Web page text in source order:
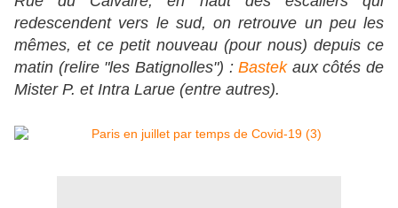
redescendent vers le sud, on retrouve un peu les
mêmes, et ce petit nouveau (pour nous) depuis ce
matin (relire "les Batignolles") :Bastekaux côtés de
Mister P. et Intra Larue (entre autres).